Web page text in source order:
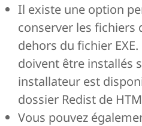
Il existe une option
conserver les fichiers
dehors du fichier
doivent être installés
installateur est
dossier Redist de
Vous pouvez